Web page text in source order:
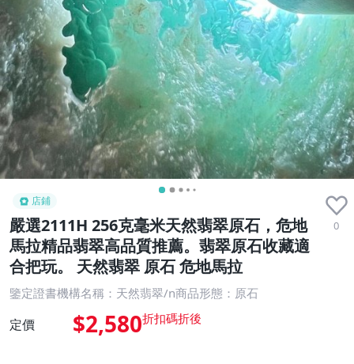
店鋪
嚴選2111H 256克毫米天然翡翠原石，危地
馬拉精品翡翠高品質推薦。翡翠原石收藏適
合把玩。 天然翡翠 原石 危地馬拉
0
鑒定證書機構名稱：天然翡翠/n商品形態：原石
定價 $2,580